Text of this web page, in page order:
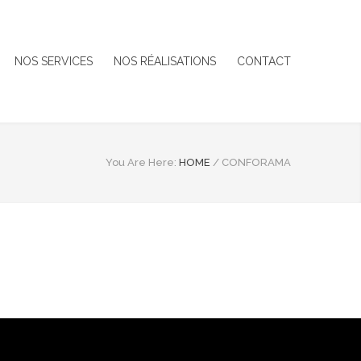
NOS SERVICES NOS RÉALISATIONS CONTACT
You Are Here: HOME / CONFORAMA